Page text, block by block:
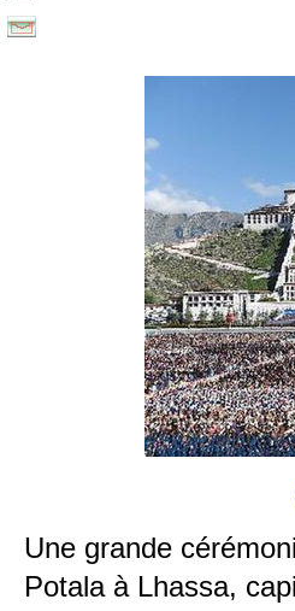
Une grande
Potala à Lhassa,